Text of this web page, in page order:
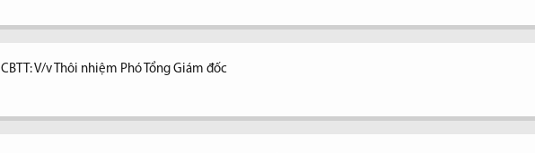
CBTT: V/v Thôi nhiệm Phó Tổng Giám đốc